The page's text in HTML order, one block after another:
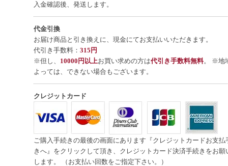
入金確認後、発送します。
代金引換
お届け商品と引き換えに、現金にてお支払いいただきます。
代引き手数料： 315円
※但し、 10000円以上お買い求めの方は代引き手数料無料。 ※地
よっては、できない場合もございます。
クレジットカード
ご購入手続きの最後の画面にあります『クレジットカードお支払
きへ』をクリックして頂き、クレジットカード決済手続きをお願
します。 （お支払い回数をご指定下さい。）